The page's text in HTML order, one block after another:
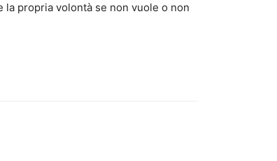
propria volontà se non vuole o non